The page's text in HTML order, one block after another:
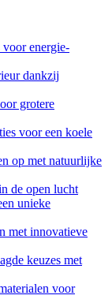
energie-
dankzij
grotere
voor een koele
op met natuurlijke
de open lucht
unieke
met innovatieve
keuzes met
voor